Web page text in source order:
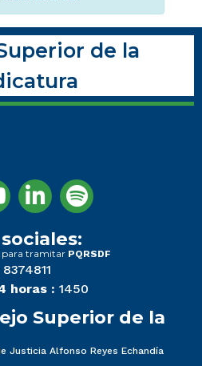
de la
para tramitar PQRSDF
8374811
horas : 1450
Superior de la
Justicia Alfonso Reyes Echandía